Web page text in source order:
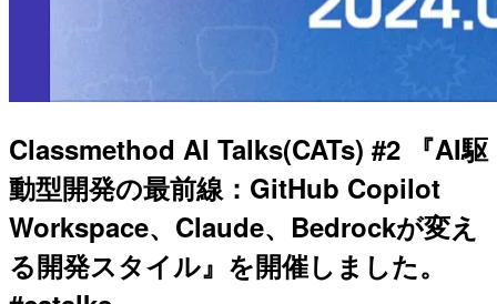
Classmethod AI Talks(CATs) #2 『AI駆
動型開発の最前線：GitHub Copilot
Workspace、Claude、Bedrockが変え
る開発スタイル』を開催しました。